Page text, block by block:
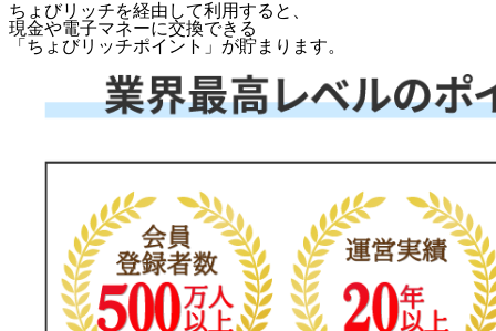
ちょびリッチを経由して利用すると、
現金や電子マネーに交換できる
「 ちょびリッチポイント 」が貯まります。